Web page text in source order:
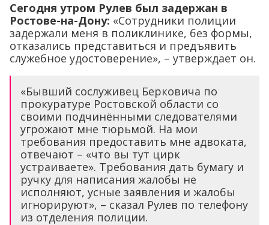
Сегодня утром Рулев был задержан в
Ростове-на-Дону: «Сотрудники полиции
задержали меня в поликлинике, без формы,
отказались представиться и предъявить
служебное удостоверение», – утверждает он.
«Бывший сослуживец Берковича по
прокуратуре Ростовской области со
своими подчинёнными следователями
угрожают мне тюрьмой. На мои
требования предоставить мне адвоката,
отвечают – «что вы тут цирк
устраиваете». Требования дать бумагу и
ручку для написания жалобы не
исполняют, усные заявления и жалобы
игнорируют», – сказал Рулев по телефону
из отделения полиции.